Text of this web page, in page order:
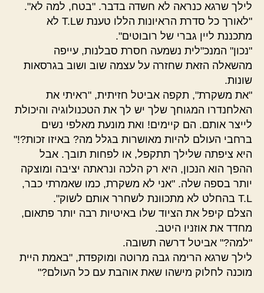
לילך שרגא כנראה לא חשדה בדבר. "בטח, למה לא".
"לאורך כל סדרת הראיונות הללו טענת שT.L לא
מתכננת ליין גברי של רובוטים".
"נכון" המנכ"לית נשמעה חסרת סבלנות, עייפה
מהשאלה הזאת שחזרה על עצמה שוב ושוב בגרסאות
שונות.
"את משקרת", תקפה אביטל חזיתית, "ראיתי את
האלחנדרו המגוחך שלך יש לך את הטכנולוגיה והיכולת
לייצר אותם. הם קיימים! ואת מונעת מאלפי נשים
ברחבי העולם להיות מאושרות בגלל מה? באיזו זכות?!"
היא ציפתה שלילך תתקפל, או לפחות תובך. אבל
ההפך הוא הנכון, היא רק הלכה ונראתה יציבה ומוצקה
יותר בספה שלה. "אני לא משקרת, כמו שאמרתי כבר,
T.L בהחלט לא מתכוונת לשחרר אותם לשוק".
הצלם קיפל את הציוד שלו באיטיות רבה יותר פתאום,
מחדד את אוזניו היטב.
"למה?" אביטל דרשה תשובה.
לילך שרגא הרימה גבה מרוטה ומוקפדת, "באמת היית
מוכנה לחלוק מישהו שאת אוהבת עם כל העולם?"